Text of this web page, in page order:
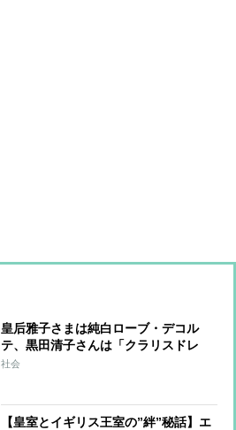
皇后雅子さまは純白ローブ・デコル
テ、黒田清子さんは「クラリスドレ
ス」と話題に 女性皇族の華麗な
社会
【皇室とイギリス王室の”絆”秘話】エ